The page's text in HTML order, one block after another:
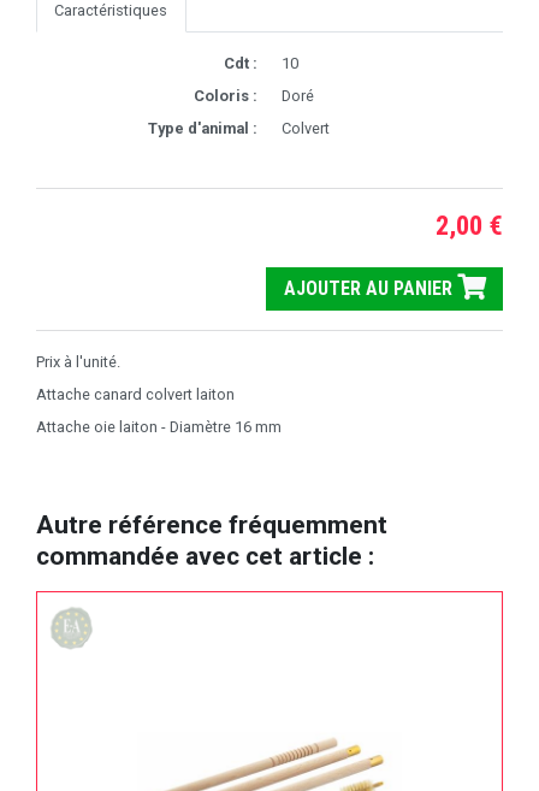
Caractéristiques
Cdt :
10
Coloris :
Doré
Type d'animal :
Colvert
2,00 €
AJOUTER AU PANIER
Prix à l'unité.
Attache canard colvert laiton
Attache oie laiton - Diamètre 16 mm
Autre référence fréquemment
commandée avec cet article :